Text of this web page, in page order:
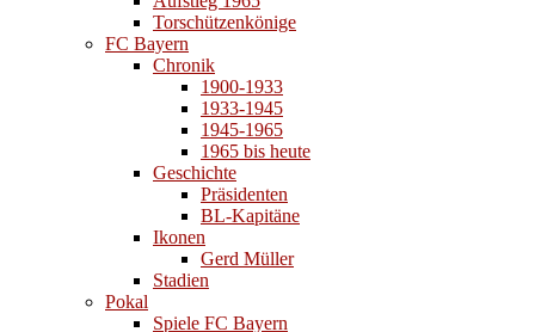
Torschützenkönige
FC Bayern
Chronik
1900-1933
1933-1945
1945-1965
1965 bis heute
Geschichte
Präsidenten
BL-Kapitäne
Ikonen
Gerd Müller
Stadien
Pokal
Spiele FC Bayern